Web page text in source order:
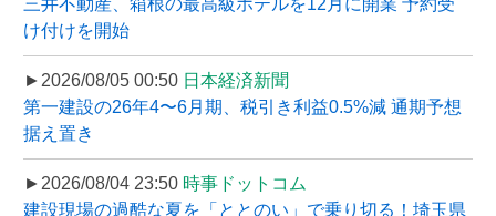
け付けを開始
►2026/08/05 00:50 日本経済新聞
第一建設の26年4〜6月期、税引き利益0.5%減 通期予想
据え置き
►2026/08/04 23:50 時事ドットコム
建設現場の過酷な夏を「ととのい」で乗り切る！埼玉県